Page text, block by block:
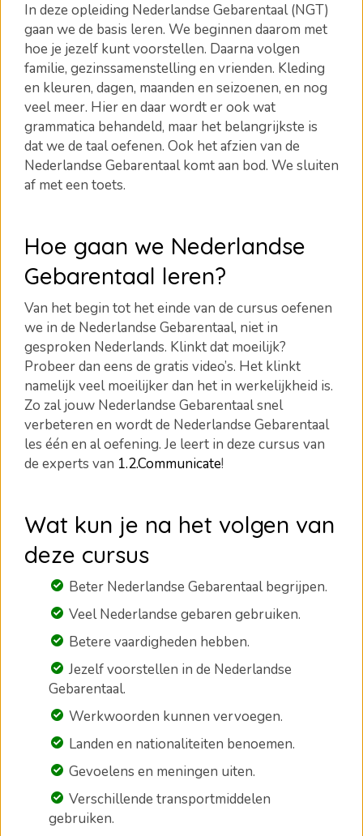
In deze opleiding Nederlandse Gebarentaal (NGT)
gaan we de basis leren. We beginnen daarom met
hoe je jezelf kunt voorstellen. Daarna volgen
familie, gezinssamenstelling en vrienden. Kleding
en kleuren, dagen, maanden en seizoenen, en nog
veel meer. Hier en daar wordt er ook wat
grammatica behandeld, maar het belangrijkste is
dat we de taal oefenen. Ook het afzien van de
Nederlandse Gebarentaal komt aan bod. We sluiten
af met een toets.
Hoe gaan we Nederlandse
Gebarentaal leren?
Van het begin tot het einde van de cursus oefenen
we in de Nederlandse Gebarentaal, niet in
gesproken Nederlands. Klinkt dat moeilijk?
Probeer dan eens de gratis video’s. Het klinkt
namelijk veel moeilijker dan het in werkelijkheid is.
Zo zal jouw Nederlandse Gebarentaal snel
verbeteren en wordt de Nederlandse Gebarentaal
les één en al oefening. Je leert in deze cursus van
de experts van 1.2.Communicate!
Wat kun je na het volgen van
deze cursus
Beter Nederlandse Gebarentaal begrijpen.
Veel Nederlandse gebaren gebruiken.
Betere vaardigheden hebben.
Jezelf voorstellen in de Nederlandse
Gebarentaal.
Werkwoorden kunnen vervoegen.
Landen en nationaliteiten benoemen.
Gevoelens en meningen uiten.
Verschillende transportmiddelen
gebruiken.